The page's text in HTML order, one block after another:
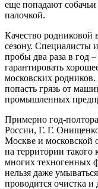
еще попадают
палочкой.
Качество родниковой
сезону. Специалисты
пробы два раза в год
гарантировать
московских
попасть грязь от
промышленных
Примерно год-
России, Г. Г.
Москве и московской
на территории такого
многих техногенных
нельзя даже
проводится очистка и